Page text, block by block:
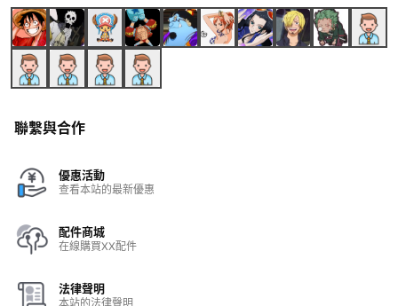
聯繫與合作
優惠活動
查看本站的最新優惠
配件商城
在線購買XX配件
法律聲明
本站的法律聲明